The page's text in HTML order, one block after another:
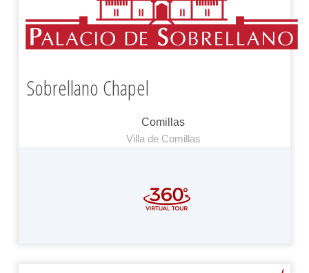
Sobrellano Chapel
Comillas
Villa de Comillas